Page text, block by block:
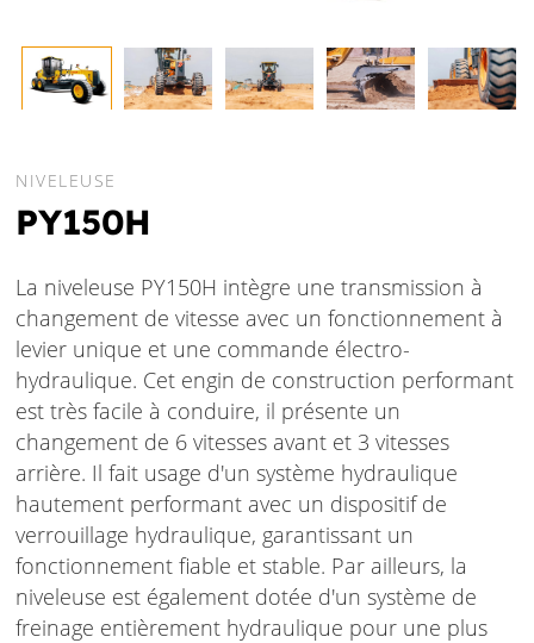
NIVELEUSE
PY150H
La niveleuse PY150H intègre une transmission à
changement de vitesse avec un fonctionnement à
levier unique et une commande électro-
hydraulique. Cet engin de construction performant
est très facile à conduire, il présente un
changement de 6 vitesses avant et 3 vitesses
arrière. Il fait usage d'un système hydraulique
hautement performant avec un dispositif de
verrouillage hydraulique, garantissant un
fonctionnement fiable et stable. Par ailleurs, la
niveleuse est également dotée d'un système de
freinage entièrement hydraulique pour une plus